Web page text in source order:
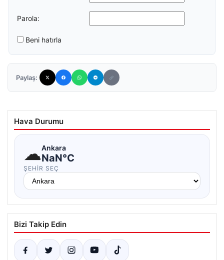
Parola:
Beni hatırla
Paylaş:
Hava Durumu
☁Ankara
NaN°C
ŞEHIR SEÇ
Bizi Takip Edin